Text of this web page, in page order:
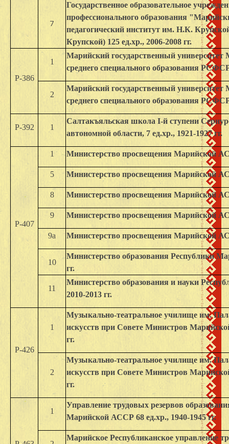
7
Государственное образовательное
профессионального образования
педагогический институт им. Н.К.
Крупской) 125 ед.хр., 2006-2008 гг.
Р-386
1
Марийский государственный
среднего специального образования РСФСР
2
Марийский государственный
среднего специального образования РСФСР
Р-392 1
Салтакъяльская школа I-й ступени
автономной области, 7 ед.хр., 1921-1927 гг.
Р-407
1 Министерство просвещения Марийской
5 Министерство просвещения Марийской
8 Министерство просвещения Марийской
9 Министерство просвещения Марийской
9a Министерство просвещения Марийской
10
Министерство образования Республики
гг.
11
Министерство образования и науки
2010-2013 гг.
Р-426
1
Музыкально-театральное училище им.
искусств при Совете Министров
гг.
2
Музыкально-театральное училище им.
искусств при Совете Министров
гг.
1
Управление трудовых резервов
Марийской АССР 68 ед.хр., 1940-1945 гг.
Марийское Республиканское управление